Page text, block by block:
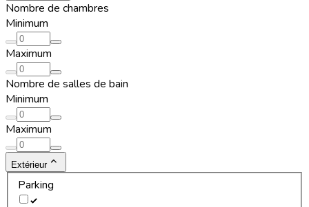
Nombre de chambres
Minimum
Maximum
Nombre de salles de bain
Minimum
Maximum
Extérieur
Parking